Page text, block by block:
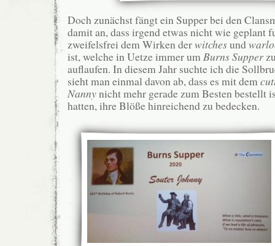
Doch zunächst fängt ein Supper bei den
damit an, dass irgend etwas nicht wie geplant
zweifelsfrei dem Wirken derwitchesund
ist, welche in Uetze immer umBurns Supper
auflaufen. In diesem Jahr suchte ich die
sieht man einmal davon ab, dass es mit dem
Nannynicht mehr gerade zum Besten bestellt
hatten, ihre Blöße hinreichend zu bedecken.